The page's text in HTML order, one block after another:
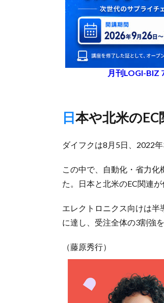
月刊LOGI-BIZ
日本や北米の
ダイフクは8月5日、2022
この中で、自動化・省力化
た。日本と北米のEC関連
エレクトロニクス向けは半
に達し、受注全体の3割強
（藤原秀行）